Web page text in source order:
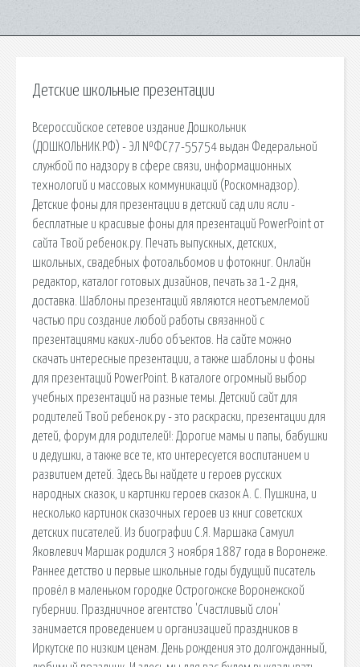
Детские школьные презентации
Всероссийское сетевое издание Дошкольник
(ДОШКОЛЬНИК.РФ) - ЭЛ №ФС77-55754 выдан Федеральной
службой по надзору в сфере связи, информационных
технологий и массовых коммуникаций (Роскомнадзор).
Детские фоны для презентации в детский сад или ясли -
бесплатные и красивые фоны для презентаций PowerPoint от
сайта Твой ребенок.ру. Печать выпускных, детских,
школьных, свадебных фотоальбомов и фотокниг. Онлайн
редактор, каталог готовых дизайнов, печать за 1-2 дня,
доставка. Шаблоны презентаций являются неотъемлемой
частью при создание любой работы связанной с
презентациями каких-либо объектов. На сайте можно
скачать интересные презентации, а также шаблоны и фоны
для презентаций PowerPoint. В каталоге огромный выбор
учебных презентаций на разные темы. Детский сайт для
родителей Твой ребенок.ру - это раскраски, презентации для
детей, форум для родителей!: Дорогие мамы и папы, бабушки
и дедушки, а также все те, кто интересуется воспитанием и
развитием детей. Здесь Вы найдете и героев русских
народных сказок, и картинки героев сказок А. С. Пушкина, и
несколько картинок сказочных героев из книг советских
детских писателей. Из биографии С.Я. Маршака Самуил
Яковлевич Маршак родился 3 ноября 1887 года в Воронеже.
Раннее детство и первые школьные годы будущий писатель
провёл в маленьком городке Острогожске Воронежской
губернии. Праздничное агентство 'Счастливый слон'
занимается проведением и организацией праздников в
Иркутске по низким ценам. День рождения это долгожданный,